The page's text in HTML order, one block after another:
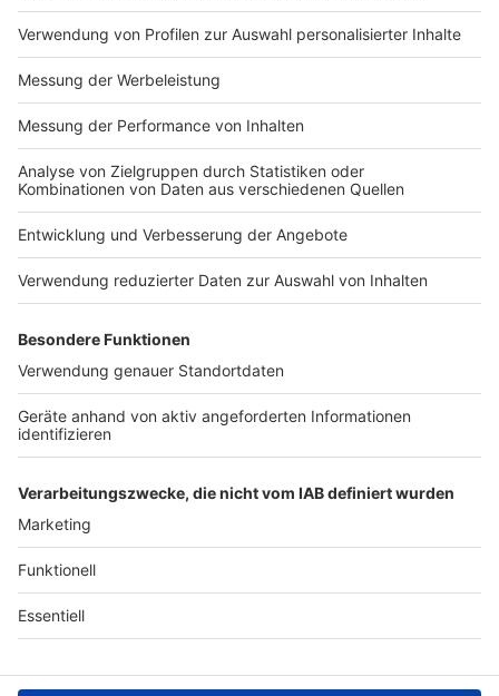
Impressum
Nutzungsbedingungen
Jobs
Presse
Werben
Archiv
ANTENNE BAYERN GROUP
Stiftung ANTENNE BAYERN
hilft
Teilnahmebedingungen
Grounding Page ANTENNE
BAYERN
Kontakt
Studio-Hotline
Verkehrs-Hotline
Datenschutz­erklärung
Newsletter